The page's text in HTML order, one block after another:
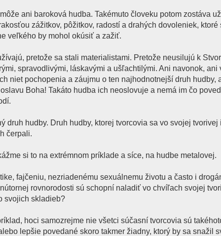
ani baroková hudba. Takémuto človeku potom zostáva
zážitkov, pôžitkov, radostí a drahých dovoleniek, ktoré
veľkého by mohol okúsiť a zažiť.
pretože sa stali materialistami. Pretože neusilujú k
spravodlivými, láskavými a ušľachtilými. Ani navonok, ani
niet pochopenia a záujmu o ten najhodnotnejší druh hudby,
Boha! Takáto hudba ich neoslovuje a nemá im čo
druh hudby. Druh hudby, ktorej tvorcovia sa vo svojej tvorivej
čerpali.
si to na extrémnom príklade a síce, na hudbe metalovej.
fajčeniu, nezriadenému sexuálnemu životu a často i
rovnorodosti sú schopní naladiť vo chvíľach svojej
svojich skladieb?
hoci samozrejme nie všetci súčasní tvorcovia sú
lepšie povedané skoro takmer žiadny, ktorý by sa snažil